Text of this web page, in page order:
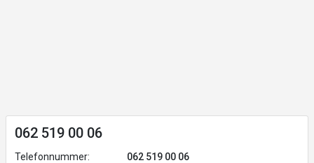
062 519 00 06
Telefonnummer:
062 519 00 06